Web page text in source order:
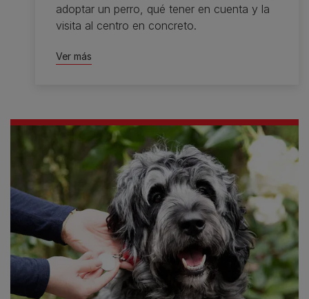
adoptar un perro, qué tener en cuenta y la
visita al centro en concreto.
Ver más